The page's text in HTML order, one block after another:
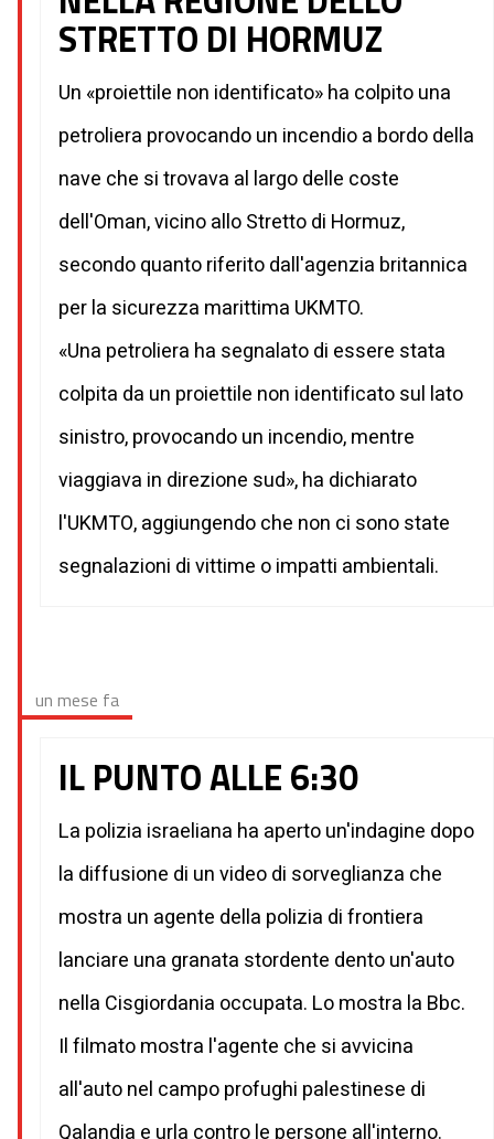
STRETTO DI HORMUZ
Un «proiettile non identificato» ha colpito una
petroliera provocando un incendio a bordo della
nave che si trovava al largo delle coste
dell'Oman, vicino allo Stretto di Hormuz,
secondo quanto riferito dall'agenzia britannica
per la sicurezza marittima UKMTO.
«Una petroliera ha segnalato di essere stata
colpita da un proiettile non identificato sul lato
sinistro, provocando un incendio, mentre
viaggiava in direzione sud», ha dichiarato
l'UKMTO, aggiungendo che non ci sono state
segnalazioni di vittime o impatti ambientali.
un mese fa
IL PUNTO ALLE 6:30
La polizia israeliana ha aperto un'indagine dopo
la diffusione di un video di sorveglianza che
mostra un agente della polizia di frontiera
lanciare una granata stordente dento un'auto
nella Cisgiordania occupata. Lo mostra la Bbc.
Il filmato mostra l'agente che si avvicina
all'auto nel campo profughi palestinese di
Qalandia e urla contro le persone all'interno.